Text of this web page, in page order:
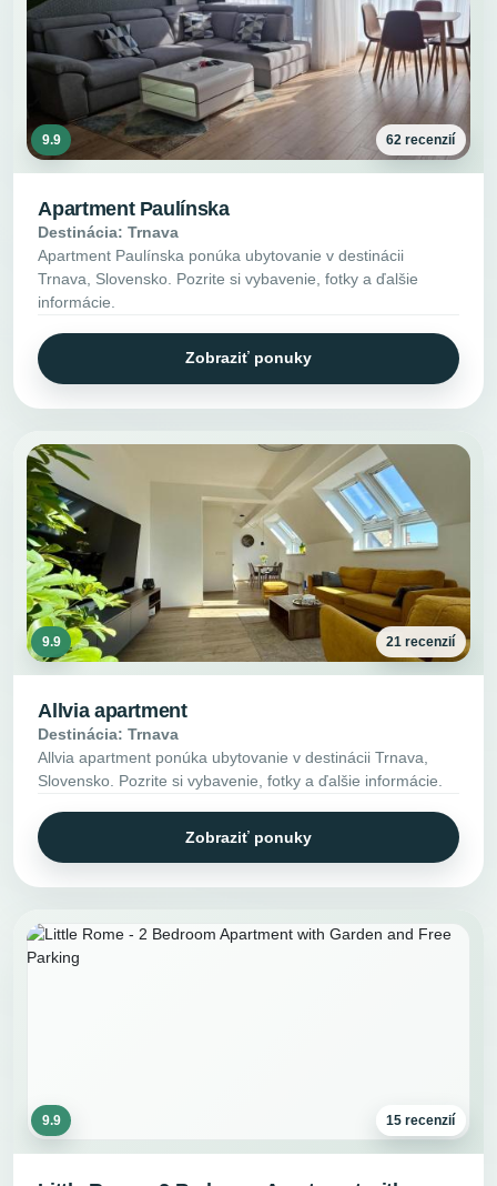
9.9 62 recenzií
Apartment Paulínska
Destinácia: Trnava
Apartment Paulínska ponúka ubytovanie v destinácii
Trnava, Slovensko. Pozrite si vybavenie, fotky a ďalšie
informácie.
Zobraziť ponuky
9.9 21 recenzií
Allvia apartment
Destinácia: Trnava
Allvia apartment ponúka ubytovanie v destinácii Trnava,
Slovensko. Pozrite si vybavenie, fotky a ďalšie informácie.
Zobraziť ponuky
9.9 15 recenzií